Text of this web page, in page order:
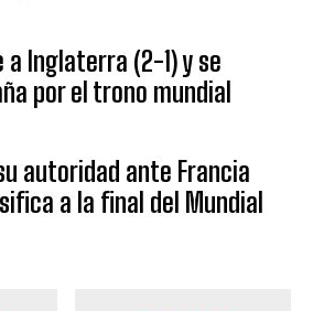
Inglaterra (2-1) y se
por el trono mundial
autoridad ante Francia
a la final del Mundial